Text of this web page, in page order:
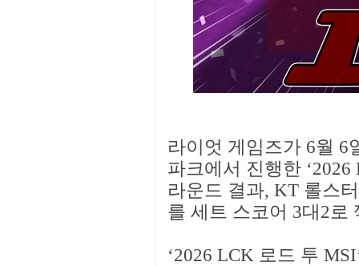
라이엇 게임즈가 6월 6
파크에서 진행한 ‘2026
라운드 결과, KT 롤스
를 세트 스코어 3대2로
‘2026 LCK 로드 투